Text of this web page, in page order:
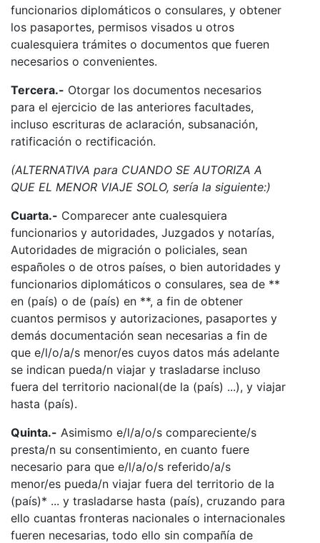
funcionarios diplomáticos o consulares, y obtener
los pasaportes, permisos visados u otros
cualesquiera trámites o documentos que fueren
necesarios o convenientes.
Tercera.- Otorgar los documentos necesarios
para el ejercicio de las anteriores facultades,
incluso escrituras de aclaración, subsanación,
ratificación o rectificación.
(ALTERNATIVA para CUANDO SE AUTORIZA A
QUE EL MENOR VIAJE SOLO, sería la siguiente:)
Cuarta.- Comparecer ante cualesquiera
funcionarios y autoridades, Juzgados y notarías,
Autoridades de migración o policiales, sean
españoles o de otros países, o bien autoridades y
funcionarios diplomáticos o consulares, sea de **
en (país) o de (país) en **, a fin de obtener
cuantos permisos y autorizaciones, pasaportes y
demás documentación sean necesarias a fin de
que e/l/o/a/s menor/es cuyos datos más adelante
se indican pueda/n viajar y trasladarse incluso
fuera del territorio nacional(de la (país) ...), y viajar
hasta (país).
Quinta.- Asimismo e/l/a/o/s compareciente/s
presta/n su consentimiento, en cuanto fuere
necesario para que e/l/a/o/s referido/a/s
menor/es pueda/n viajar fuera del territorio de la
(país)* ... y trasladarse hasta (país), cruzando para
ello cuantas fronteras nacionales o internacionales
fueren necesarias, todo ello sin compañía de